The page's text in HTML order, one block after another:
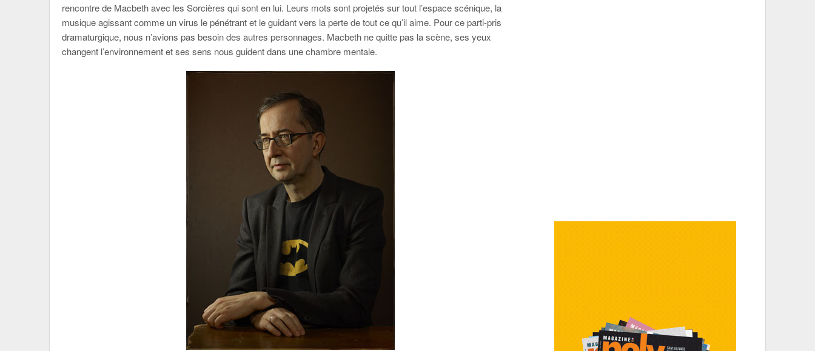
rencontre de Macbeth avec les Sorcières qui sont en lui. Leurs mots sont projetés sur tout l’espace scénique, la
musique agissant comme un virus le pénétrant et le guidant vers la perte de tout ce qu’il aime. Pour ce parti-pris
dramaturgique, nous n’avions pas besoin des autres personnages. Macbeth ne quitte pas la scène, ses yeux
changent l’environnement et ses sens nous guident dans une chambre mentale.